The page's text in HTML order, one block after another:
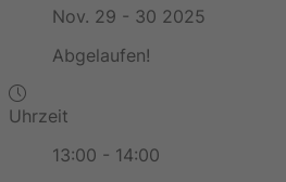
Nov. 29 - 30 2025
Abgelaufen!
Uhrzeit
13:00 - 14:00